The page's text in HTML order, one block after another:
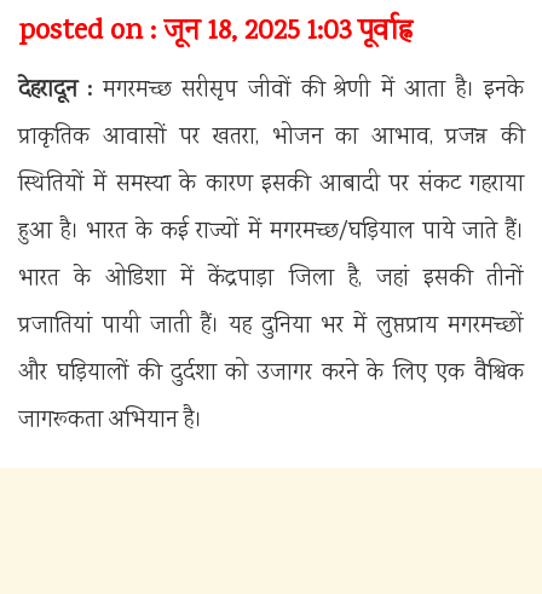
posted on : जून 18, 2025 1:03 पूर्वाह्न
देहरादून : मगरमच्छ सरीसृप जीवों की श्रेणी में आता है। इनके
प्राकृतिक आवासों पर खतरा, भोजन का आभाव, प्रजन्न की
स्थितियों में समस्या के कारण इसकी आबादी पर संकट गहराया
हुआ है। भारत के कई राज्यों में मगरमच्छ/घड़ियाल पाये जाते हैं।
भारत के ओडिशा में केंद्रपाड़ा जिला है, जहां इसकी तीनों
प्रजातियां पायी जाती हैं। यह दुनिया भर में लुप्तप्राय मगरमच्छों
और घड़ियालों की दुर्दशा को उजागर करने के लिए एक वैश्विक
जागरूकता अभियान है।